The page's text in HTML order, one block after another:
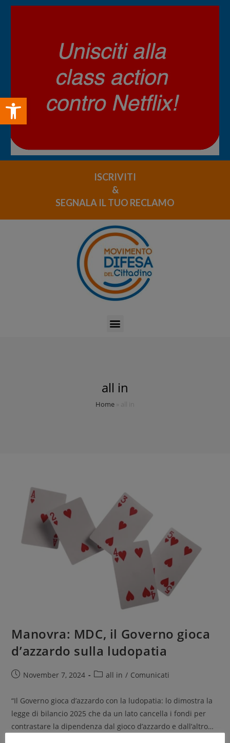
Open toolbar
ISCRIVITI
&
SEGNALA IL TUO RECLAMO
all in
Home all in
Manovra: MDC, il Governo gioca
d’azzardo sulla ludopatia
November 7, 2024 all in / Comunicati
“Il Governo gioca d’azzardo con la ludopatia: lo dimostra la
legge di bilancio 2025 che da un lato cancella i fondi per
contrastare la dipendenza dal gioco d’azzardo e dall’altro…